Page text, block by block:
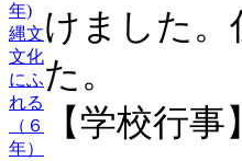
年)
縄文
文化
にふ
れる
（６
年）
けました。
た。
【学校行